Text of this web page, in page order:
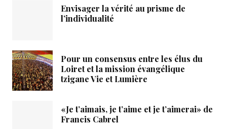
Envisager la vérité au prisme de
l’individualité
Pour un consensus entre les élus du
Loiret et la mission évangélique
tzigane Vie et Lumière
«Je t’aimais, je t’aime et je t’aimerai» de
Francis Cabrel